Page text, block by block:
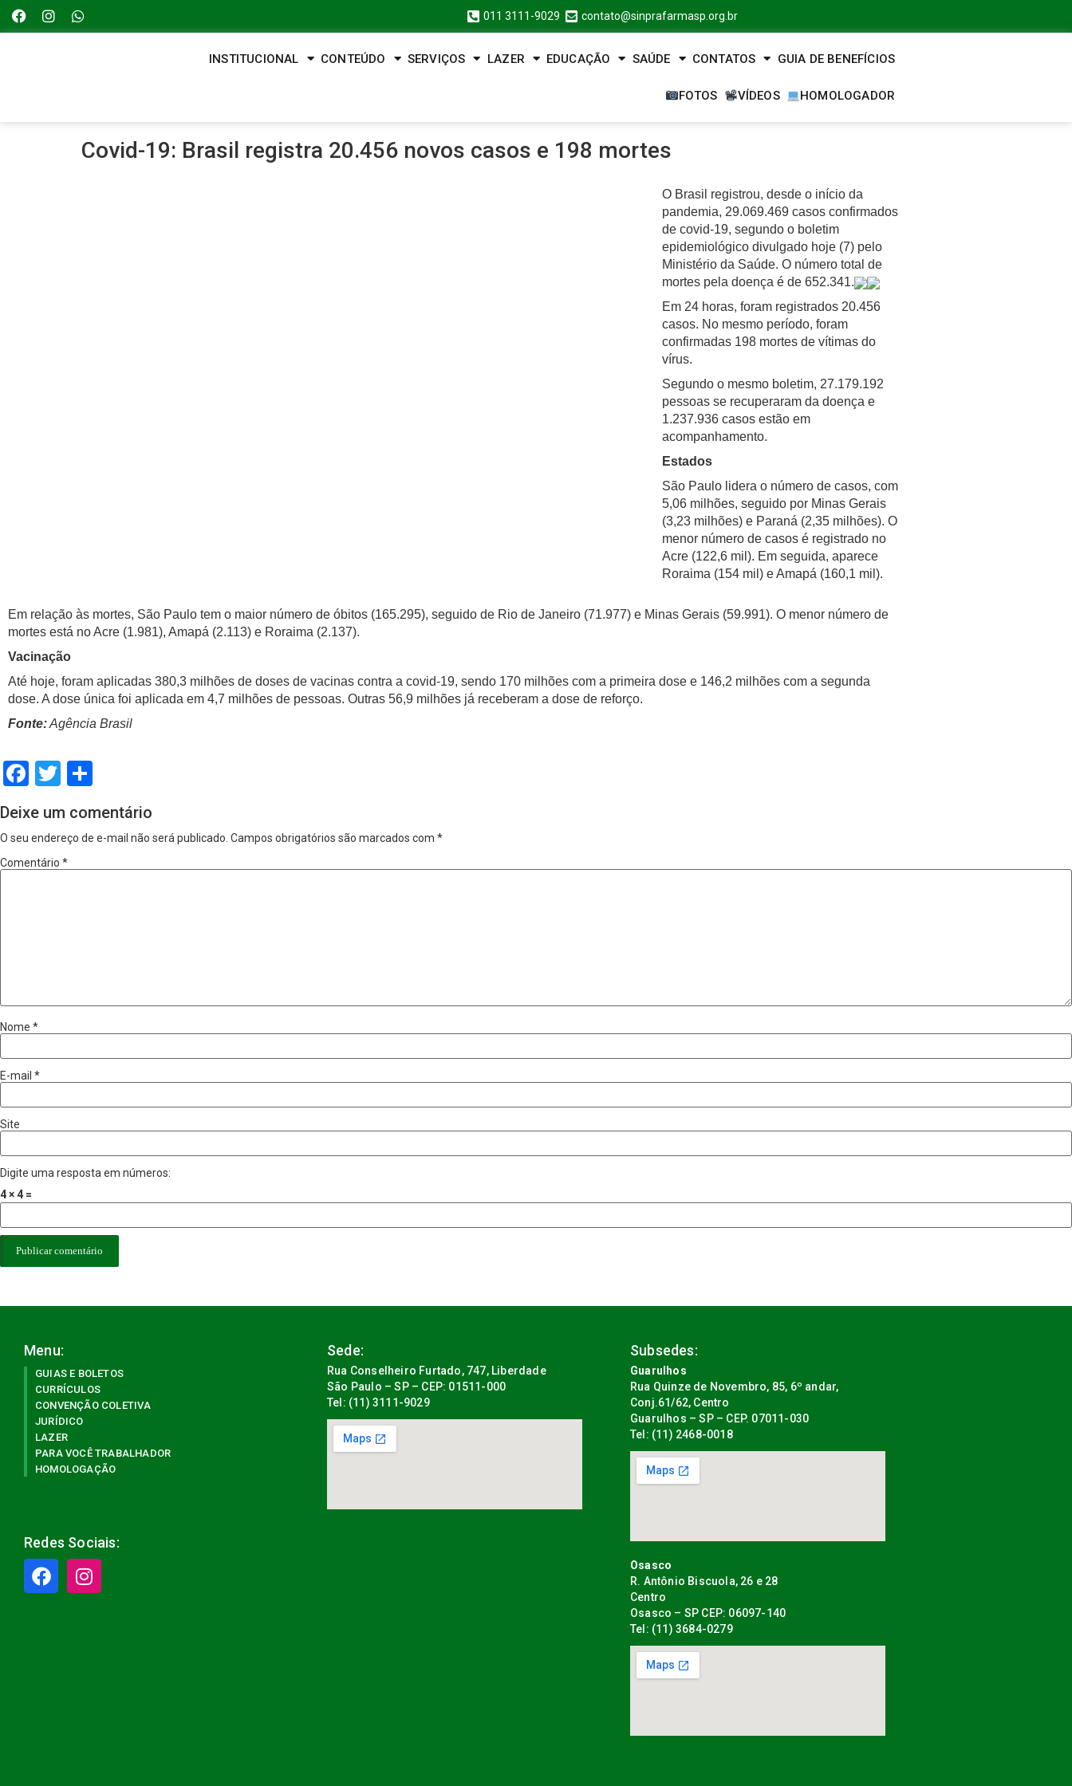
011 3111-9029 contato@sinprafarmasp.org.br
INSTITUCIONAL CONTEÚDO SERVIÇOS LAZER EDUCAÇÃO SAÚDE CONTATOS GUIA DE BENEFÍCIOS
FOTOS VÍDEOS HOMOLOGADOR
Covid-19: Brasil registra 20.456 novos casos e 198 mortes
O Brasil registrou, desde o início da
pandemia, 29.069.469 casos confirmados
de covid-19, segundo o boletim
epidemiológico divulgado hoje (7) pelo
Ministério da Saúde. O número total de
mortes pela doença é de 652.341.
Em 24 horas, foram registrados 20.456
casos. No mesmo período, foram
confirmadas 198 mortes de vítimas do
vírus.
Segundo o mesmo boletim, 27.179.192
pessoas se recuperaram da doença e
1.237.936 casos estão em
acompanhamento.
Estados
São Paulo lidera o número de casos, com
5,06 milhões, seguido por Minas Gerais
(3,23 milhões) e Paraná (2,35 milhões). O
menor número de casos é registrado no
Acre (122,6 mil). Em seguida, aparece
Roraima (154 mil) e Amapá (160,1 mil).
Em relação às mortes, São Paulo tem o maior número de óbitos (165.295), seguido de Rio de Janeiro (71.977) e Minas Gerais (59.991). O menor número de
mortes está no Acre (1.981), Amapá (2.113) e Roraima (2.137).
Vacinação
Até hoje, foram aplicadas 380,3 milhões de doses de vacinas contra a covid-19, sendo 170 milhões com a primeira dose e 146,2 milhões com a segunda
dose. A dose única foi aplicada em 4,7 milhões de pessoas. Outras 56,9 milhões já receberam a dose de reforço.
Fonte:Agência Brasil
Facebook
Twitter
Deixe um comentário
O seu endereço de e-mail não será publicado. Campos obrigatórios são marcados com *
Comentário *
Nome *
E-mail *
Site
Digite uma resposta em números:
4 × 4 =
Menu:
GUIAS E BOLETOS
CURRÍCULOS
CONVENÇÃO COLETIVA
JURÍDICO
LAZER
PARA VOCÊ TRABALHADOR
HOMOLOGAÇÃO
Redes Sociais:
Sede:
Rua Conselheiro Furtado, 747, Liberdade
São Paulo – SP – CEP: 01511-000
Tel: (11) 3111-9029
Subsedes:
Guarulhos
Rua Quinze de Novembro, 85, 6º andar,
Conj.61/62, Centro
Guarulhos – SP – CEP. 07011-030
Tel: (11) 2468-0018
Osasco
R. Antônio Biscuola, 26 e 28
Centro
Osasco – SP CEP: 06097-140
Tel: (11) 3684-0279